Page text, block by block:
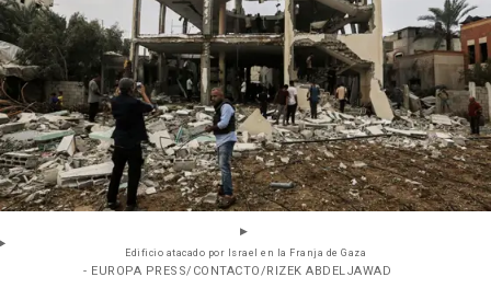
Edificio atacado por Israel en la Franja de Gaza
- EUROPA PRESS/CONTACTO/RIZEK ABDELJAWAD